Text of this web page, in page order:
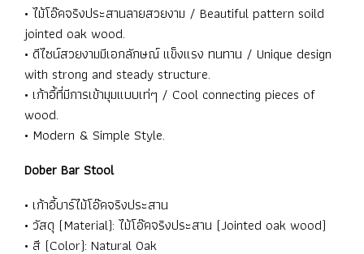
• ไม้โอ๊คจริงประสานลายสวยงาม / Beautiful pattern soild
jointed oak wood.
• ดีไซน์สวยงามมีเอกลักษณ์ แข็งแรง ทนทาน / Unique design
with strong and steady structure.
• เก้าอี้ที่มีการเข้ามุมแบบเท่ๆ / Cool connecting pieces of
wood.
• Modern & Simple Style.
Dober Bar Stool
• เก้าอี้บาร์ไม้โอ๊คจริงประสาน
• วัสดุ (Material): ไม้โอ๊คจริงประสาน (Jointed oak wood)
• สี (Color): Natural Oak